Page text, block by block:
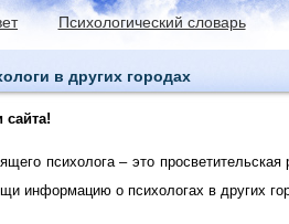
Психологический словарь
в других городах
сайта!
психолога – это
информацию о психологах в других